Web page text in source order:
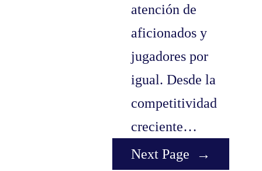
atención de
aficionados y
jugadores por
igual. Desde la
competitividad
creciente…
Next Page
→